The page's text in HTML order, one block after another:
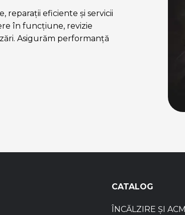
reparații eficiente și servicii
în funcțiune, revizie
Asigurăm performanță
CATALOG
ÎNCĂLZIRE ȘI ACM